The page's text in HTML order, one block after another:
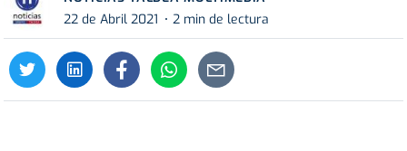
22 de Abril 2021
2 min de lectura